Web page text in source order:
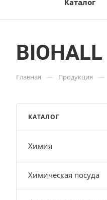
Каталог
BIOHALL
Главная — Продукция —
КАТАЛОГ
Химия
Химическая посуда